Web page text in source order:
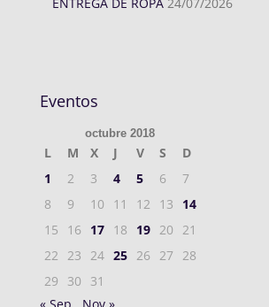
Eventos
octubre 2018
L M X J V S
D
1
2 3 4 5 6
7
8
9 10 11 12 13
14
15
16 17 18 19 20
21
22
23 24 25 26 27
28
29
30
31
« Sep
Nov »